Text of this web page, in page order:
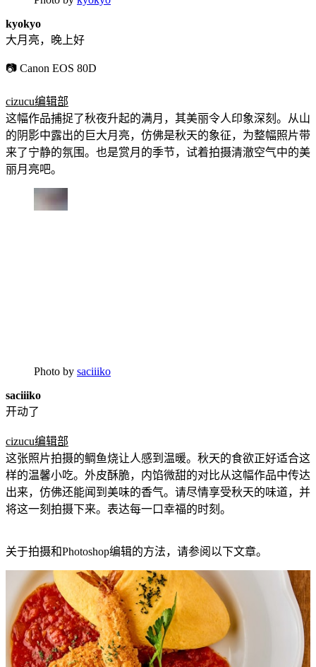
kyokyo
大月亮，晚上好
📷 Canon EOS 80D
cizucu编辑部
这幅作品捕捉了秋夜升起的满月，其美丽令人印象深刻。从山
的阴影中露出的巨大月亮，仿佛是秋天的象征，为整幅照片带
来了宁静的氛围。也是赏月的季节，试着拍摄清澈空气中的美
丽月亮吧。
Photo by saciiiko
saciiiko
开动了
cizucu编辑部
这张照片拍摄的鲷鱼烧让人感到温暖。秋天的食欲正好适合这
样的温馨小吃。外皮酥脆，内馅微甜的对比从这幅作品中传达
出来，仿佛还能闻到美味的香气。请尽情享受秋天的味道，并
将这一刻拍摄下来。表达每一口幸福的时刻。
关于拍摄和Photoshop编辑的方法，请参阅以下文章。